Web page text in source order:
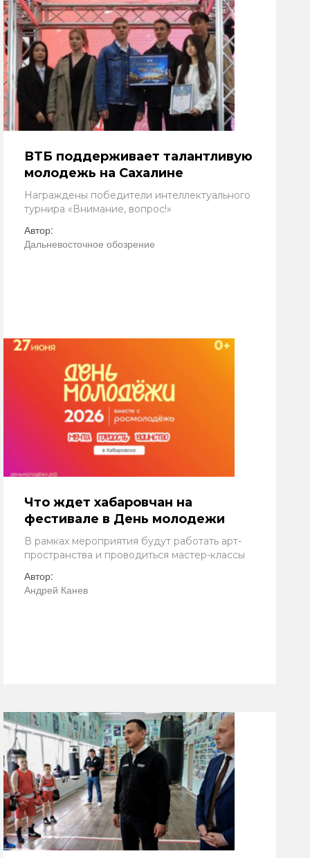
ВТБ поддерживает талантливую
молодежь на Сахалине
Награждены победители интеллектуального
турнира «Внимание, вопрос!»
Автор:
Дальневосточное обозрение
Что ждет хабаровчан на
фестивале в День молодежи
В рамках мероприятия будут работать арт-
пространства и проводиться мастер-классы
Автор:
Андрей Канев